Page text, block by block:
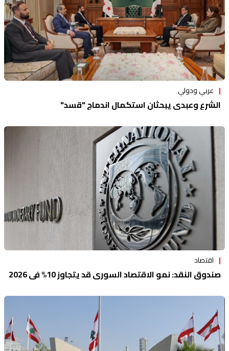
عربي ودولي
الشرع وعبدي يبحثان استكمال اندماج "قسد"
اقتصاد
صندوق النقد: نمو الاقتصاد السوري قد يتجاوز 10% في 2026